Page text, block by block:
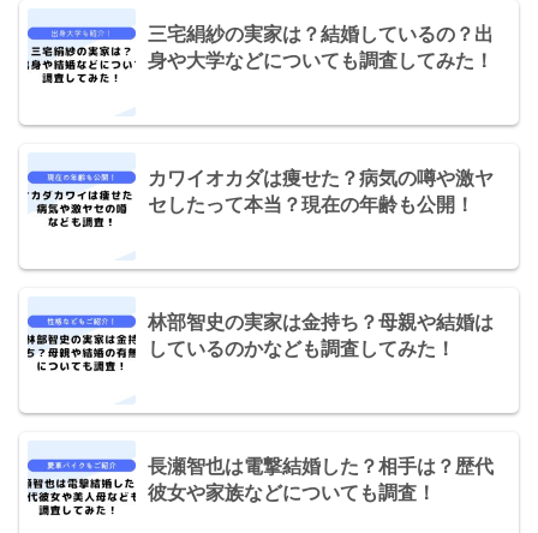
三宅絹紗の実家は？結婚しているの？出
身や大学などについても調査してみた！
カワイオカダは痩せた？病気の噂や激ヤ
セしたって本当？現在の年齢も公開！
林部智史の実家は金持ち？母親や結婚は
しているのかなども調査してみた！
長瀬智也は電撃結婚した？相手は？歴代
彼女や家族などについても調査！